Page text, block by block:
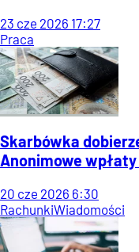
23 cze 2026 17:27
Praca
Skarbówka
Anonimowe
20 cze 2026 6:30
RachunkiWiadomości